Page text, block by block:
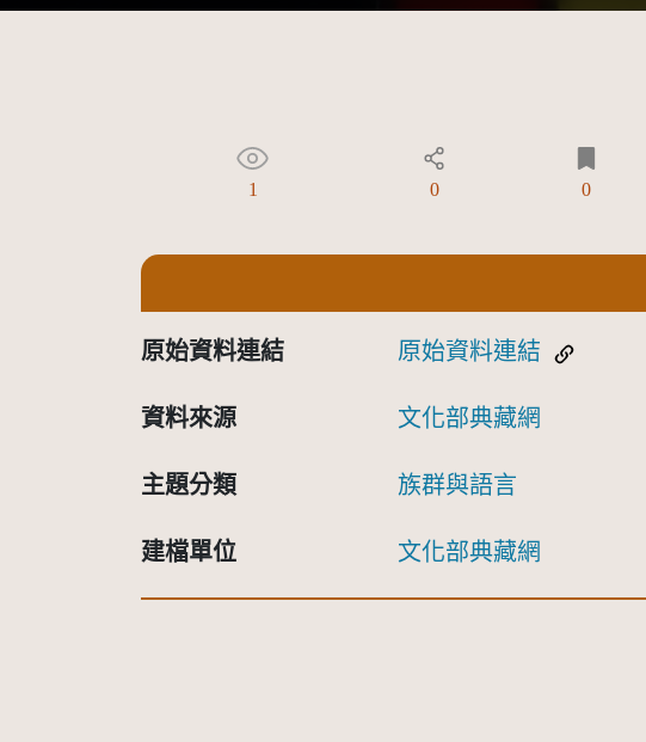
1 0 0
原始資料連結 原始資料連結
資料來源 文化部典藏網
主題分類 族群與語言
建檔單位 文化部典藏網